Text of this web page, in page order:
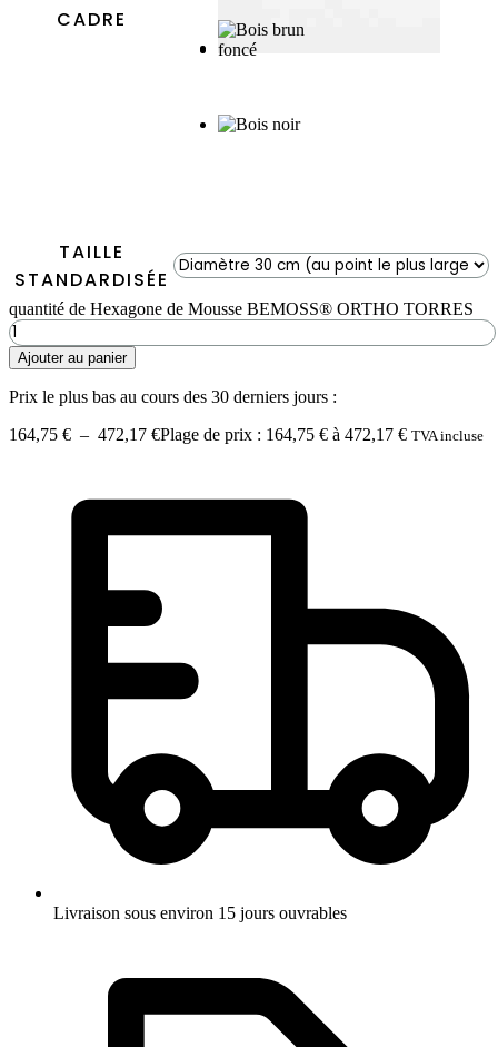
CADRE
TAILLE
STANDARDISÉE
quantité de Hexagone de Mousse BEMOSS® ORTHO TORRES
Ajouter au panier
Prix le plus bas au cours des 30 derniers jours :
164,75 € – 472,17 €Plage de prix : 164,75 € à 472,17 € TVA incluse
Livraison sous environ 15 jours ouvrables